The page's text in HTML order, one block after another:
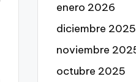
enero 2026
diciembre 2025
noviembre
octubre 2025